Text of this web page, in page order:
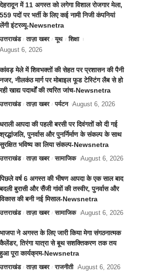
में 11 अगस्त को लगेगा विशाल रोजगार मेला,
559 पदों पर भर्ती के लिए कई नामी निजी कंपनियां
इंटरव्यू-Newsnetra
ताज़ा खबर यूथ
शिक्षा
August 6, 2026
मेले में शिवभक्तों की सेहत पर प्रशासन की पैनी
नीलकंठ मार्ग पर मोबाइल फूड टेस्टिंग लैब से हो
खाद्य पदार्थों की त्वरित जांच-Newsnetra
ताज़ा खबर पर्यटन August 6, 2026
धराली आपदा की पहली बरसी पर दिवंगतों को दी गई
पुनर्वास और पुनर्निर्माण के संकल्प के साथ
भविष्य का लिया संकल्प-Newsnetra
ताज़ा खबर सामाजिक August 6, 2026
वर्ष 6 अगस्त की भीषण आपदा के एक साल बाद
बुरासी और सैंजी गांवों की तस्वीर, पुनर्वास और
की बनी नई मिसाल-Newsnetra
ताज़ा खबर सामाजिक August 6, 2026
भाजपा ने अगस्त के लिए जारी किया मेगा संगठनात्मक
तिरंगा यात्रा से बूथ सशक्तिकरण तक तय
पूरा कार्यक्रम-Newsnetra
ताज़ा खबर राजनीती August 6, 2026